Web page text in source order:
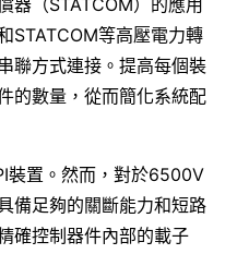
器（STATCOM）的應用
STATCOM等高壓電力轉
聯方式連接。提高每個裝
的數量，從而簡化系統配
裝置。然而，對於6500V
備足夠的關斷能力和短路
確控制器件內部的載子